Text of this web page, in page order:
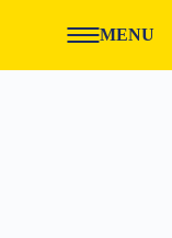
MENU